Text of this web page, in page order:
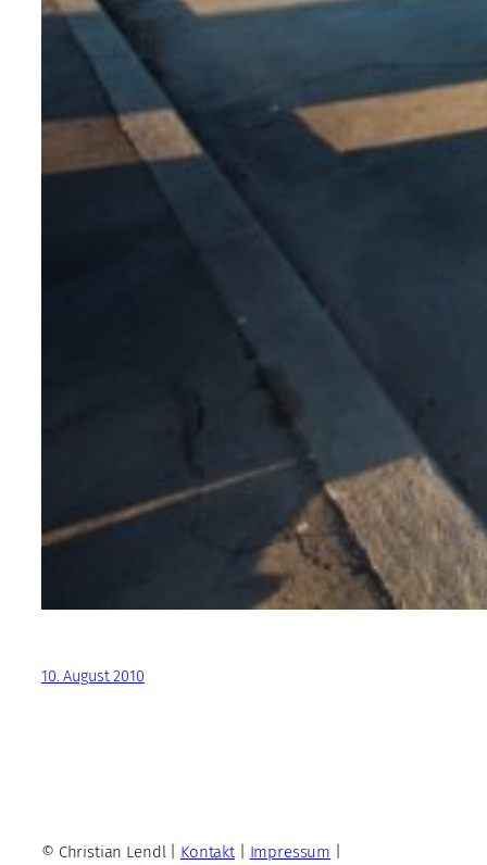
10. August 2010
© Christian Lendl | Kontakt| Impressum